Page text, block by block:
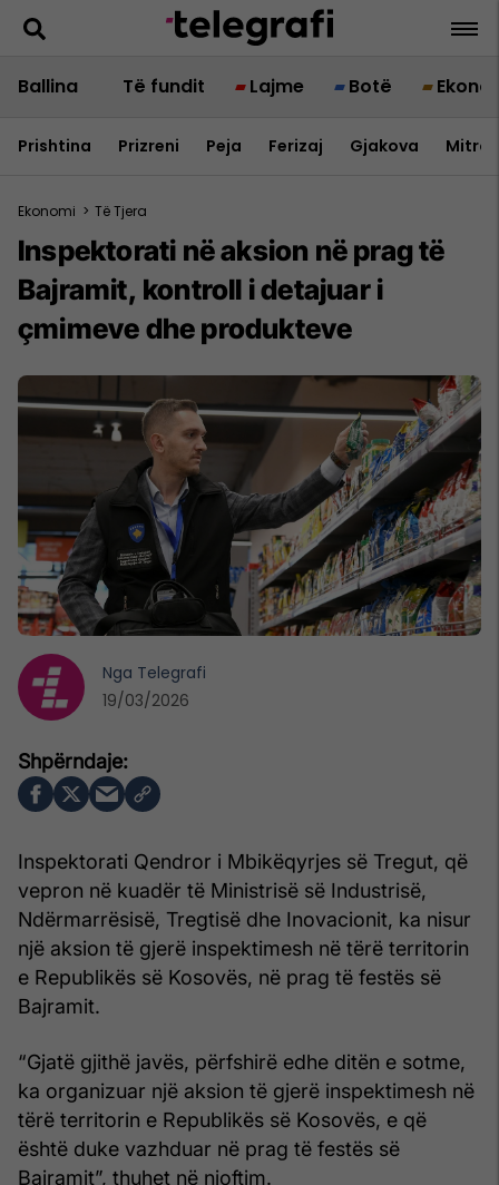
Ballina Të fundit Lajme Botë
Prishtina Prizreni Peja Ferizaj Gjakova
Ekonomi > Të Tjera
Inspektorati në aksion në prag të
Bajramit, kontroll i detajuar i
çmimeve dhe produkteve
Inspektorati Qendror i Mbikëqyrjes së Tregut, që
vepron në kuadër të Ministrisë së Industrisë,
Ndërmarrësisë, Tregtisë dhe Inovacionit, ka nisur
një aksion të gjerë inspektimesh në tërë territorin
e Republikës së Kosovës, në prag të festës së
Bajramit.
“Gjatë gjithë javës, përfshirë edhe ditën e sotme,
ka organizuar një aksion të gjerë inspektimesh në
tërë territorin e Republikës së Kosovës, e që
është duke vazhduar në prag të festës së
Bajramit”, thuhet në njoftim.
Nga Telegrafi
19/03/2026